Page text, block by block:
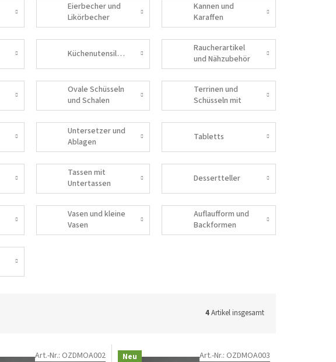
Eierbecher und
Likörbecher
Kannen und
Karaffen
Küchenutensilien
Raucherartikel
und Nähzubehör
Ovale Schüsseln
und Schalen
Terrinen und
Schüsseln mit
Deckel
Untersetzer und
Ablagen
Tabletts
Tassen mit
Untertassen
Dessertteller
Vasen und kleine
Vasen
Auflaufform und
Backformen
4Artikel insgesamt
Art.-Nr.: OZDMOA002 Neu Art.-Nr.: OZDMOA003